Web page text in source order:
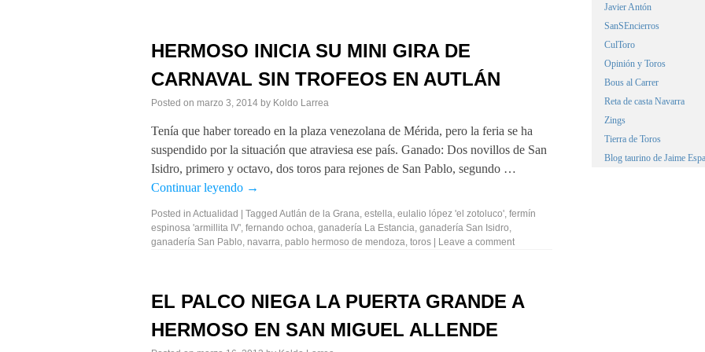
HERMOSO INICIA SU MINI GIRA DE
CARNAVAL SIN TROFEOS EN AUTLÁN
Posted on marzo 3, 2014 by Koldo Larrea
Tenía que haber toreado en la plaza venezolana de Mérida, pero la feria se ha
suspendido por la situación que atraviesa ese país. Ganado: Dos novillos de San
Isidro, primero y octavo, dos toros para rejones de San Pablo, segundo …
Continuar leyendo →
Posted in Actualidad Tagged Autlán de la Grana, estella, eulalio lópez 'el zotoluco', fermín
espinosa 'armillita IV', fernando ochoa, ganadería La Estancia, ganadería San Isidro,
ganadería San Pablo, navarra, pablo hermoso de mendoza, toros Leave a comment
EL PALCO NIEGA LA PUERTA GRANDE A
HERMOSO EN SAN MIGUEL ALLENDE
Javier Antón
SanSEncierros
CulToro
Opinión y Toros
Bous al Carrer
Reta de casta Navarra
Zings
Tierra de Toros
Blog taurino de Jaime